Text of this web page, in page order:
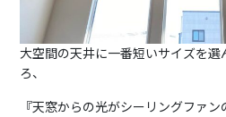
大空間の天井に一番短いサイズを選
ろ、
『天窓からの光がシーリングファ